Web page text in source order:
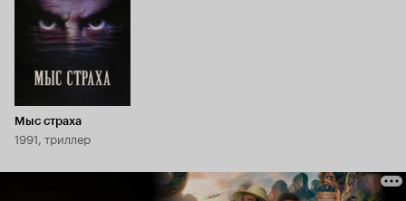
Мыс страха
1991, триллер